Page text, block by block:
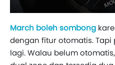
March boleh sombong
dengan fitur otomatis.
lagi. Walau belum